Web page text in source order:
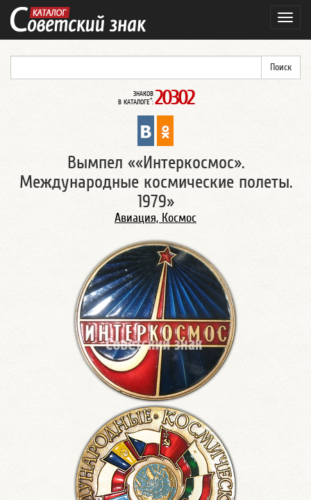
ЗНАКОВ
В КАТАЛОГЕ*: 20302
Вымпел ««Интеркосмос».
Международные космические полеты.
1979»
Авиация, Космос